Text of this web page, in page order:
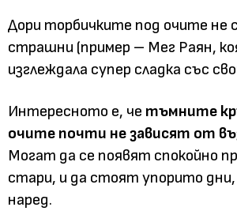
Дори торбичките под очите не
страшни (пример – Мeг Раян,
изглеждала супер сладка със
Интересното е, че тъмните
очите почти не зависят от
Могат да се появят спокойно
стари, и да стоят упорито дни,
наред.